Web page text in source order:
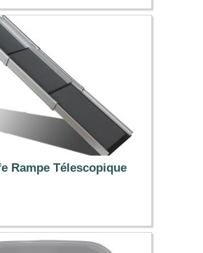
22.99 €
Rampe Télescopique
149.99 €